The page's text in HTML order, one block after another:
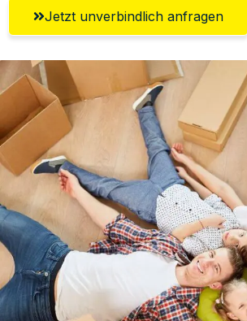
Jetzt unverbindlich anfragen